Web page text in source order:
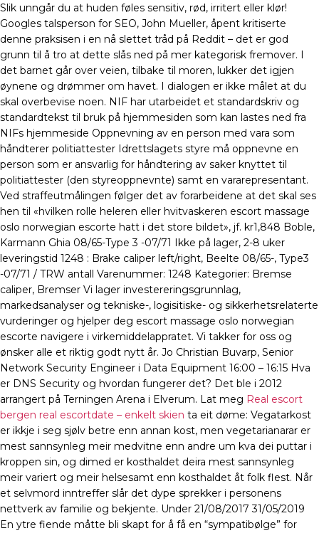
Slik unngår du at huden føles sensitiv, rød, irritert eller klør!
Googles talsperson for SEO, John Mueller, åpent kritiserte
denne praksisen i en nå slettet tråd på Reddit – det er god
grunn til å tro at dette slås ned på mer kategorisk fremover. I
det barnet går over veien, tilbake til moren, lukker det igjen
øynene og drømmer om havet. I dialogen er ikke målet at du
skal overbevise noen. NIF har utarbeidet et standardskriv og
standardtekst til bruk på hjemmesiden som kan lastes ned fra
NIFs hjemmeside Oppnevning av en person med vara som
håndterer politiattester Idrettslagets styre må oppnevne en
person som er ansvarlig for håndtering av saker knyttet til
politiattester (den styreoppnevnte) samt en vararepresentant.
Ved straffeutmålingen følger det av forarbeidene at det skal ses
hen til «hvilken rolle heleren eller hvitvaskeren escort massage
oslo norwegian escorte hatt i det store bildet», jf. kr1,848 Boble,
Karmann Ghia 08/65-Type 3 -07/71 Ikke på lager, 2-8 uker
leveringstid 1248 : Brake caliper left/right, Beelte 08/65-, Type3
-07/71 / TRW antall Varenummer: 1248 Kategorier: Bremse
caliper, Bremser Vi lager investereringsgrunnlag,
markedsanalyser og tekniske-, logisitiske- og sikkerhetsrelaterte
vurderinger og hjelper deg escort massage oslo norwegian
escorte navigere i virkemiddelappratet. Vi takker for oss og
ønsker alle et riktig godt nytt år. Jo Christian Buvarp, Senior
Network Security Engineer i Data Equipment 16:00 – 16:15 Hva
er DNS Security og hvordan fungerer det? Det ble i 2012
arrangert på Terningen Arena i Elverum. Lat meg Real escort
bergen real escortdate – enkelt skien ta eit døme: Vegatarkost
er ikkje i seg sjølv betre enn annan kost, men vegetarianarar er
mest sannsynleg meir medvitne enn andre um kva dei puttar i
kroppen sin, og dimed er kosthaldet deira mest sannsynleg
meir variert og meir helsesamt enn kosthaldet åt folk flest. Når
et selvmord inntreffer slår det dype sprekker i personens
nettverk av familie og bekjente. Under 21/08/2017 31/05/2019
En ytre fiende måtte bli skapt for å få en “sympatibølge” for